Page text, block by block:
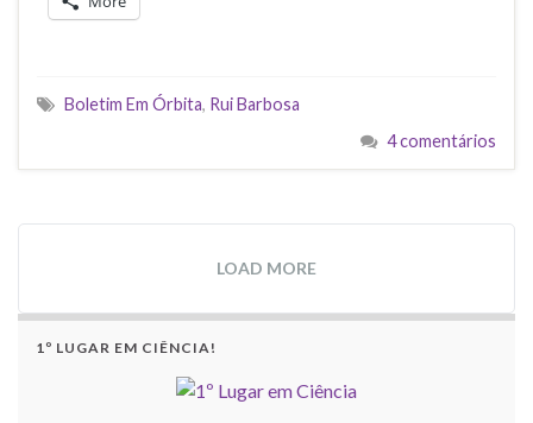
Boletim Em Órbita, Rui Barbosa
4 comentários
LOAD MORE
1º LUGAR EM CIÊNCIA!